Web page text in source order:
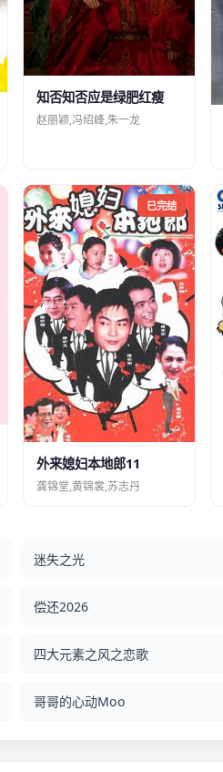
知否知否应是绿肥红瘦
赵丽颖,冯绍峰,朱一龙
已完结
外来媳妇本地郎11
龚锦堂,黄锦裳,苏志丹
迷失之光
偿还2026
四大元素之风之恋歌
哥哥的心动Moo